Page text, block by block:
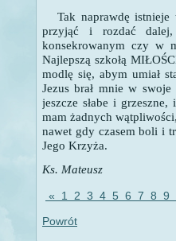
Tak naprawdę istnieje
przyjąć i rozdać
konsekrowanym czy w
Najlepszą szkołą
modlę się, abym umiał
Jezus brał mnie w swoje
jeszcze słabe i
mam żadnych
nawet gdy czasem boli i
Jego Krzyża.
Ks. Mateusz
« 1 2 3 4 5 6 7 8 9
Powrót